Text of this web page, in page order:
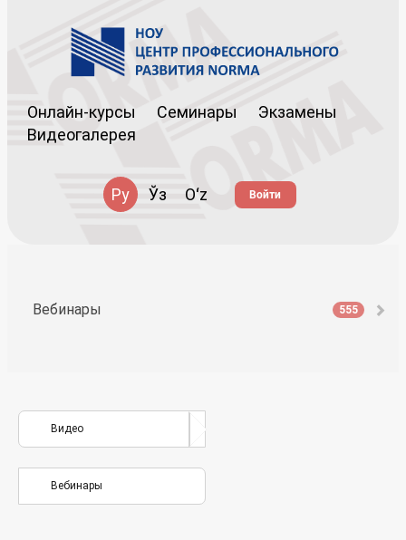
Онлайн-курсы Семинары
Экзамены
Видеогалерея
Ру Ўз Oʻz Войти
Вебинары 555
Видео
Вебинары